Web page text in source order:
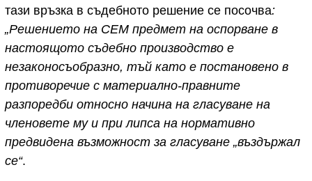
тази връзка в съдебното решение се посочва:
„Решението на СЕМ предмет на оспорване в
настоящото съдебно производство е
незаконосъобразно, тъй като е постановено в
противоречие с материално-правните
разпоредби относно начина на гласуване на
членовете му и при липса на нормативно
предвидена възможност за гласуване „въздържал
се“.